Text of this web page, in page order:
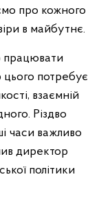
про кожного
в майбутнє.
працювати
цього потребує
взаємній
Різдво
часи важливо
директор
політики